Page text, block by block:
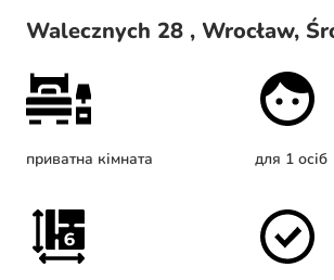
Walecznych 28 , Wrocław,
приватна кімната для 1 осіб